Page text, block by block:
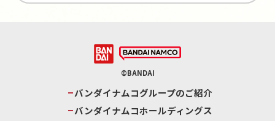
©BANDAI
バンダイナムコグループのご紹介
バンダイナムコホールディングス